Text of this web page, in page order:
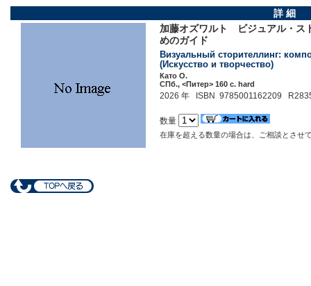
詳 細
加藤オズワルト ビジュアル・
めのガイド
Визуальный сторителлинг:
(Искусство и творчество)
Като О.
СПб., <Питер> 160 c. hard
2026 年 ISBN 9785001162209
数量
在庫を超える数量の場合は、ご相談とさせ